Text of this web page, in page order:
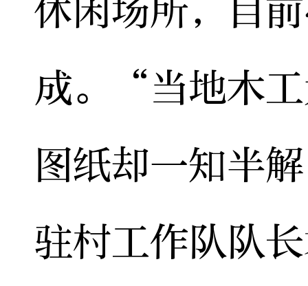
休闲场所，目
成。“当地木
图纸却一知半
驻村工作队队